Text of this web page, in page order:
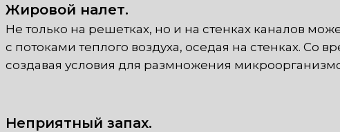
Жировой налет.
Не только на решетках, но и на стенках каналов
с потоками теплого воздуха, оседая на стенках. Со
создавая условия для размножения
Неприятный запах.